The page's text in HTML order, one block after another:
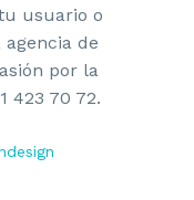
usuario o
de
por la
423 70 72.